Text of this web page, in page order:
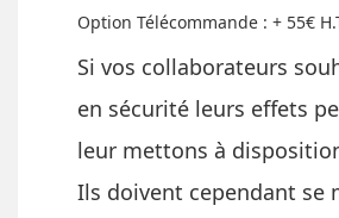
Option Télécommande : + 55€
​Si vos collaborateurs
en sécurité leurs effets
leur mettons à
Ils doivent cependant se